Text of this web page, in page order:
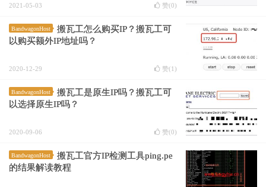
2021-05-03 赞(0)
BandwagonHost
搬瓦工怎么购买IP？搬瓦工可
以购买额外IP地址吗？
2020-12-29 赞(1 )
BandwagonHost
搬瓦工是原生IP吗？搬瓦工可
以选择原生IP吗？
2020-09-06 赞(0)
BandwagonHost
搬瓦工官方IP检测工具ping.pe
的结果解读教程